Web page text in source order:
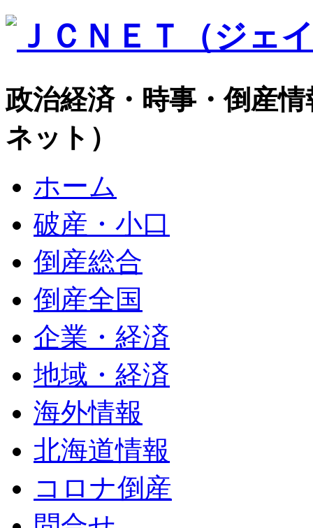
政治経済・時事・倒産
ネット）
ホーム
破産・小口
倒産総合
倒産全国
企業・経済
地域・経済
海外情報
北海道情報
コロナ倒産